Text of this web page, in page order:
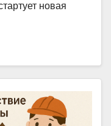
новая